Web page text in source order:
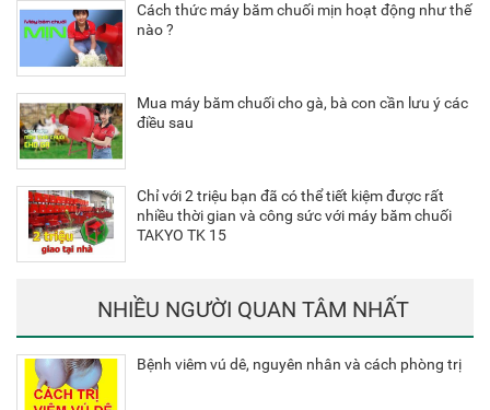
Cách thức máy băm chuối mịn hoạt động như thế
nào ?
Mua máy băm chuối cho gà, bà con cần lưu ý các
điều sau
Chỉ với 2 triệu bạn đã có thể tiết kiệm được rất
nhiều thời gian và công sức với máy băm chuối
TAKYO TK 15
NHIỀU NGƯỜI QUAN TÂM NHẤT
Bệnh viêm vú dê, nguyên nhân và cách phòng trị